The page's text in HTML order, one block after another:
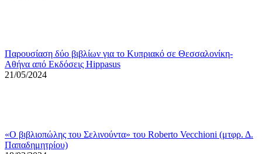
Παρουσίαση δύο βιβλίων για το Κυπριακό σε Θεσσαλονίκη-
Αθήνα από Εκδόσεις Hippasus
21/05/2024
«Ο βιβλιoπώλης του Σελινούντα» του Roberto Vecchioni (μτφρ. Δ.
Παπαδημητρίου)